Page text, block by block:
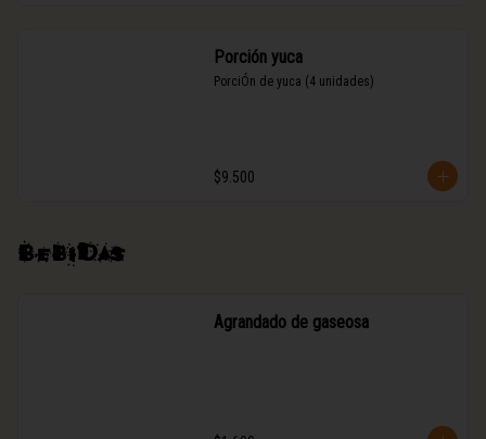
Porción yuca
PorciÓn de yuca (4 unidades)
$9.500
Bebidas
Agrandado de gaseosa